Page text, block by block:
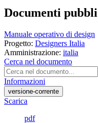
Documenti
Manuale operativo di design
Progetto: Designers Italia
Amministrazione: italia
Cerca nel documento
Informazioni
versione-corrente
Scarica
pdf